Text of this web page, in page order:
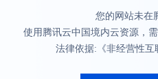
您的网站未在
使用腾讯云中国境内云资源，
法律依据:《非经营性互